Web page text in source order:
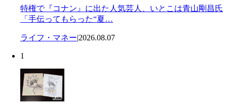
特権で『コナン』に出た人気芸人、いとこは青山剛昌氏
「手伝ってもらった“夏…
ライフ・マネー|2026.08.07
1